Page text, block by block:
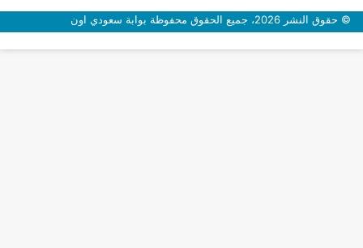
© حقوق النشر 2026، جميع الحقوق محفوظة بوابة سعودي اون